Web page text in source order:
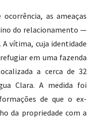
as ameaças
do relacionamento —
vítima, cuja identidade
em uma fazenda
a cerca de 32
Clara. A medida foi
de que o ex-
da propriedade com a